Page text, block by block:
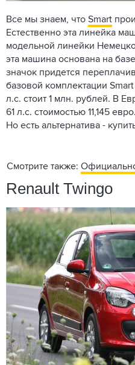
Все мы знаем, что Smart
Естественно эта линейка
модельной линейки
эта машина основана на
значок придется
базовой комплектации
л.с. стоит 1 млн. рублей. В
61 л.с. стоимостью 11,145
Но есть альтернатива -
Смотрите также:
Renault Twingo